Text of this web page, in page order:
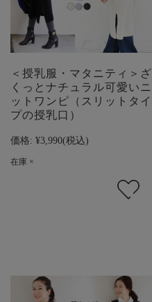
＜授乳服・マタニティ＞ざ
くっとナチュラル可愛いニ
ットワンピ（スリットタイ
プの授乳口）
価格: ¥3,990(税込)
在庫 ×